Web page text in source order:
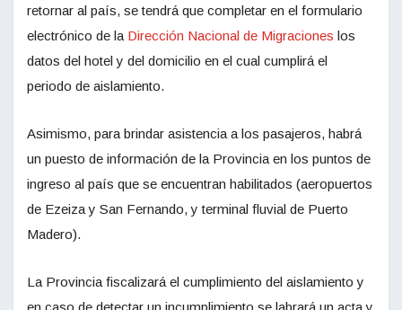
retornar al país, se tendrá que completar en el formulario
electrónico de la Dirección Nacional de Migraciones los
datos del hotel y del domicilio en el cual cumplirá el
periodo de aislamiento.
Asimismo, para brindar asistencia a los pasajeros, habrá
un puesto de información de la Provincia en los puntos de
ingreso al país que se encuentran habilitados (aeropuertos
de Ezeiza y San Fernando, y terminal fluvial de Puerto
Madero).
La Provincia fiscalizará el cumplimiento del aislamiento y
en caso de detectar un incumplimiento se labrará un acta y